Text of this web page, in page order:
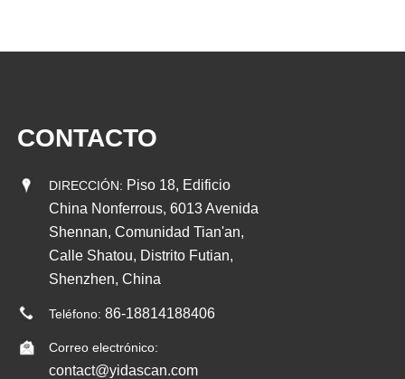
CONTACTO
DIRECCIÓN: Piso 18, Edificio
China Nonferrous, 6013 Avenida
Shennan, Comunidad Tian'an,
Calle Shatou, Distrito Futian,
Shenzhen, China
Teléfono: 86-18814188406
Correo electrónico:
contact@yidascan.com